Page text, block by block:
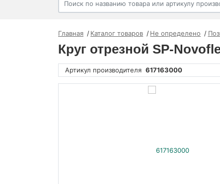
Главная Каталог товаров Не определено
Круг отрезной SP-
Артикул производителя 617163000